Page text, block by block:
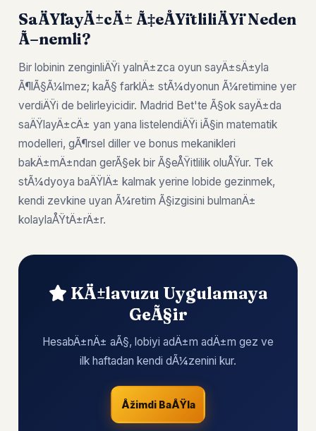
SaÄŸlayÄ±cÄ± Ã‡eÅŸitliliÄŸi Neden
Ã–nemli?
Bir lobinin zenginliÄŸi yalnÄ±zca oyun sayÄ±sÄ±yla
Ã¶lÃ§Ã¼lmez; kaÃ§ farklÄ± stÃ¼dyonun Ã¼retimine yer
verdiÄŸi de belirleyicidir. Madrid Bet'te Ã§ok sayÄ±da
saÄŸlayÄ±cÄ± yan yana listelendiÄŸi iÃ§in matematik
modelleri, gÃ¶rsel diller ve bonus mekanikleri
bakÄ±mÄ±ndan gerÃ§ek bir Ã§eÅŸitlilik oluÅŸur. Tek
stÃ¼dyoya baÄŸlÄ± kalmak yerine lobide gezinmek,
kendi zevkine uyan Ã¼retim Ã§izgisini bulmanÄ±
kolaylaÅŸtÄ±rÄ±r.
KÄ±lavuzu Uygulamaya
GeÃ§ir
HesabÄ±nÄ± aÃ§, lobiyi adÄ±m adÄ±m gez ve
ilk haftadan kendi dÃ¼zenini kur.
Åžimdi BaÅŸla